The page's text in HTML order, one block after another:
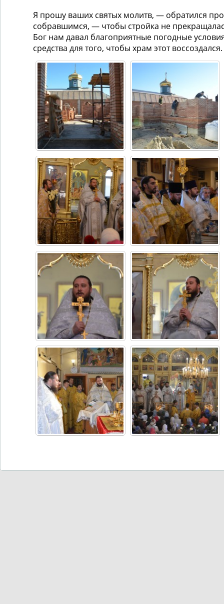
Я прошу ваших святых молитв, — обратился
собравшимся, — чтобы стройка не
Бог нам давал благоприятные погодные
средства для того, чтобы храм этот воссоздался.